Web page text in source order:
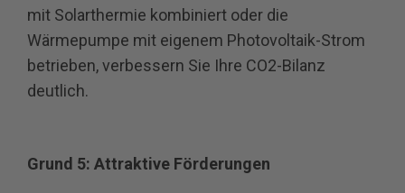
mit Solarthermie kombiniert oder die
Wärmepumpe mit eigenem Photovoltaik-Strom
betrieben, verbessern Sie Ihre CO2-Bilanz
deutlich.
Grund 5: Attraktive Förderungen